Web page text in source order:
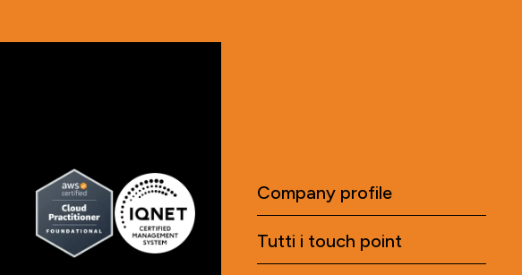
Company profile
Tutti i touch point